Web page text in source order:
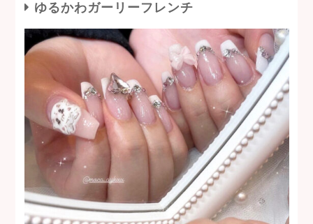
ゆるかわガーリーフレンチ